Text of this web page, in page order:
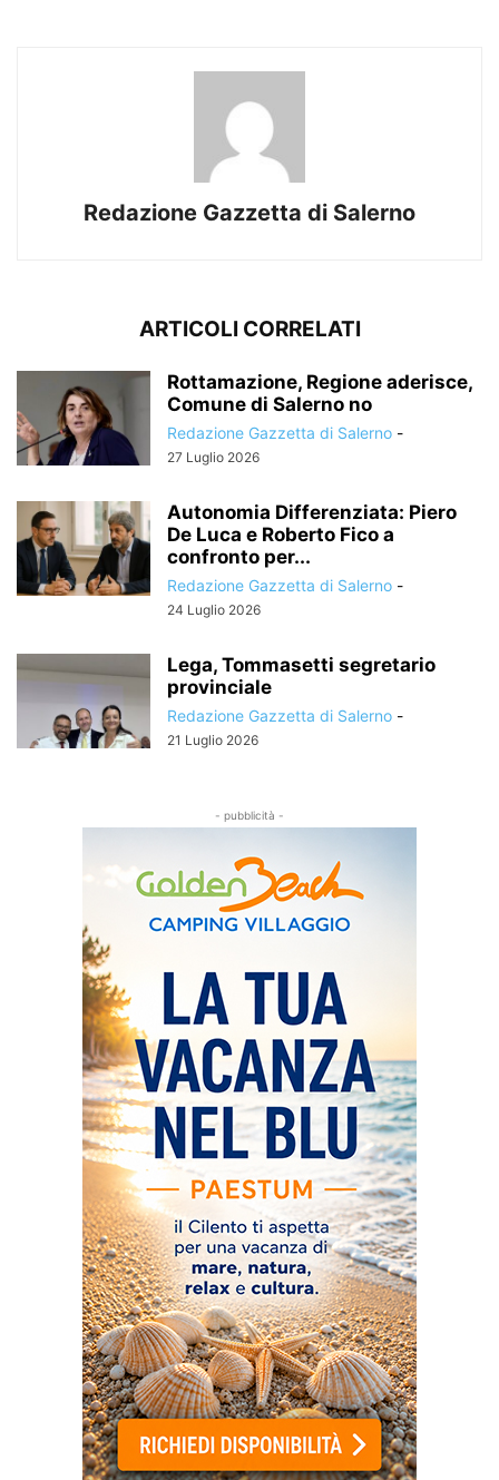
Redazione Gazzetta di Salerno
ARTICOLI CORRELATI
Rottamazione, Regione aderisce,
Comune di Salerno no
Redazione Gazzetta di Salerno -
27 Luglio 2026
Autonomia Differenziata: Piero
De Luca e Roberto Fico a
confronto per...
Redazione Gazzetta di Salerno -
24 Luglio 2026
Lega, Tommasetti segretario
provinciale
Redazione Gazzetta di Salerno -
21 Luglio 2026
- pubblicità -